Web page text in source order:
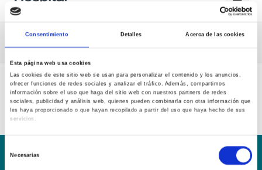
Consentimiento Detalles Acerca de las cookies
Esta página web usa cookies
Las cookies de este sitio web se usan para personalizar el contenido y los anuncios,
ofrecer funciones de redes sociales y analizar el tráfico. Además, compartimos
información sobre el uso que haga del sitio web con nuestros partners de redes
sociales, publicidad y análisis web, quienes pueden combinarla con otra información que
les haya proporcionado o que hayan recopilado a partir del uso que haya hecho de sus
servicios.
Necesarias
Composicion Unidad Tecnica Calidad
Composicion Unidad Tecnica Calidad